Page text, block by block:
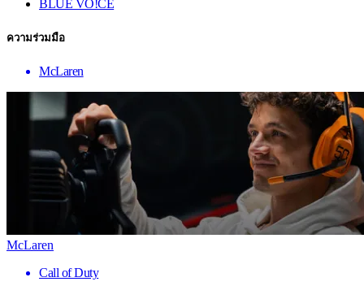
BLUE VO!CE
ความร่วมมือ
McLaren
McLaren
Call of Duty